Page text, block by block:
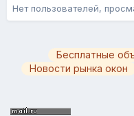
Нет пользователей,
Бесплатные
Новости рынка окон